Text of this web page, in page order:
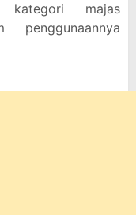
majas
penggunaannya